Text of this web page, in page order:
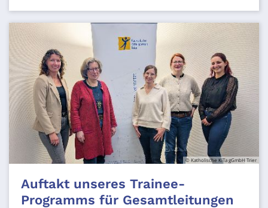
© Katholische KiTa gGmbH Trier
Auftakt unseres Trainee-
Programms für Gesamtleitungen